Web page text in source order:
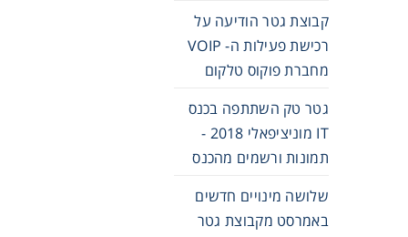
קבוצת גטר הודיעה על
רכישת פעילות ה- VOIP
מחברת פוקוס טלקום
גטר טק השתתפה בכנס
IT מוניציפאלי 2018 -
תמונות ורשמים מהכנס
שלושה מינויים חדשים
באמרסט מקבוצת גטר